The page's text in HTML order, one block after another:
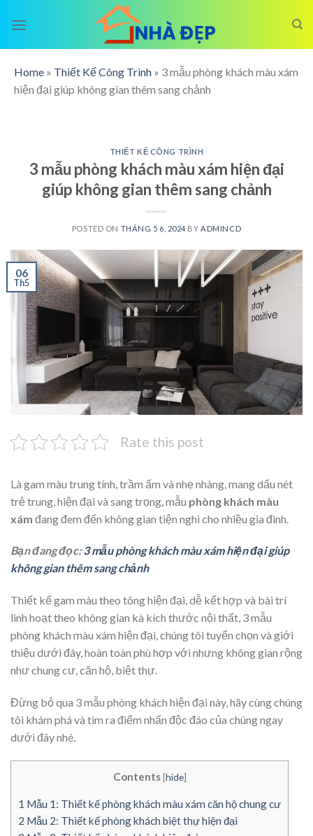
Home » Thiết Kế Công Trình » 3 mẫu phòng khách màu xám
hiện đại giúp không gian thêm sang chảnh
THIẾT KẾ CÔNG TRÌNH
3 mẫu phòng khách màu xám hiện đại
giúp không gian thêm sang chảnh
POSTED ON THÁNG 5 6, 2024 BYADMINCD
06
Th5
Rate this post
Là gam màu trung tính, trầm ấm và nhẹ nhàng, mang dấu nét
trẻ trung, hiện đại và sang trọng, mẫu phòng khách màu
xám đang đem đến không gian tiện nghi cho nhiều gia đình.
Bạn đang đọc:3 mẫu phòng khách màu xám hiện đại giúp
không gian thêm sang chảnh
Thiết kế gam màu theo tông hiện đại, dễ kết hợp và bài trí
linh hoạt theo không gian kà kích thước nội thất, 3 mẫu
phòng khách màu xám hiện đại, chúng tôi tuyển chọn và giới
thiệu dưới đây, hoàn toàn phù hợp với nhưng không gian rộng
như chung cư, căn hộ, biệt thự.
Đừng bỏ qua 3 mẫu phòng khách hiện đại này, hãy cùng chúng
tôi khám phá và tìm ra điểm nhấn độc đáo của chúng ngay
dưới đây nhé.
Contents [hide]
1 Mẫu 1: Thiết kế phòng khách màu xám căn hộ chung cư
2 Mẫu 2: Thiết kế phòng khách biệt thự hiện đại